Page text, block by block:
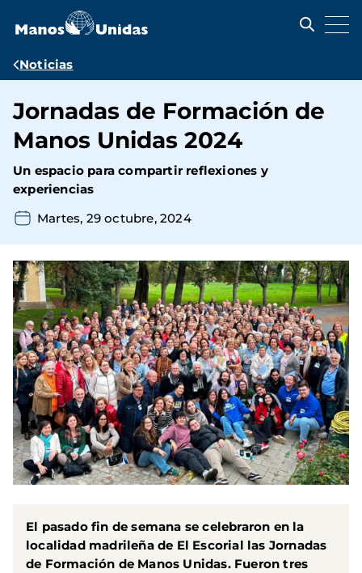
contenido
Ruta
navegación
Noticias
Jornadas de Formación de
Manos Unidas 2024
Un espacio para compartir reflexiones y
experiencias
Martes, 29 octubre, 2024
El pasado fin de semana se celebraron en la
localidad madrileña de El Escorial las Jornadas
de Formación de Manos Unidas. Fueron tres